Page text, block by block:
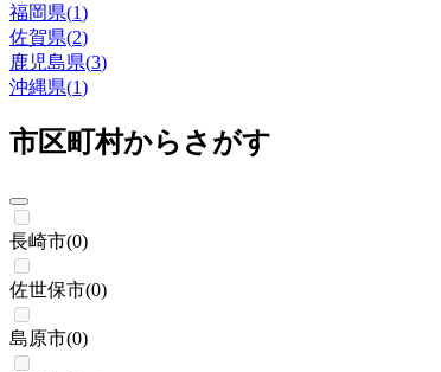
福岡県(1)
佐賀県(2)
鹿児島県(3)
沖縄県(1)
市区町村からさがす
長崎市(0)
佐世保市(0)
島原市(0)